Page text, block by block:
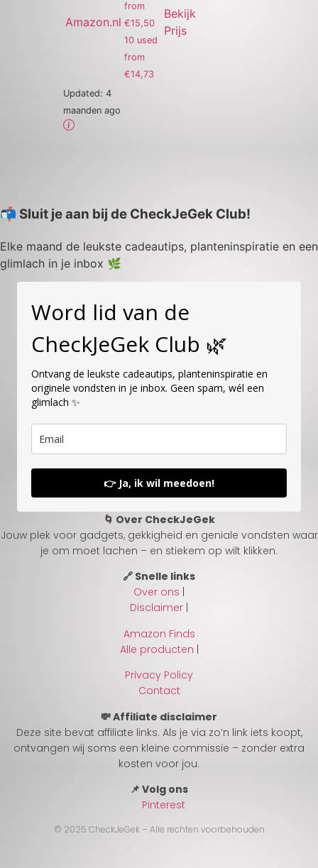
Amazon.nl
from
€15,50
10 used
from
€14,73
Bekijk
Prijs
Updated: 4
maanden ago
📬 Sluit je aan bij de CheckJeGek Club!
Elke maand de leukste cadeautips, planteninspiratie en een
glimlach in je inbox 🌿
Word lid van de
CheckJeGek Club 🌿
Ontvang de leukste cadeautips, planteninspiratie en
originele vondsten in je inbox. Geen spam, wél een
glimlach ✨
👉 Ja, ik wil meedoen!
🌀 Over CheckJeGek
Jouw plek voor gadgets, gekkigheid en geniale vondsten waar
je om moet lachen – en stiekem op wilt klikken.
🔗 Snelle links
Over ons
Disclaimer
Amazon Finds
Alle producten |
Privacy Policy
Contact
💸 Affiliate disclaimer
Deze site bevat affiliate links. Als je via zo’n link iets koopt,
ontvangen wij soms een kleine commissie – zonder extra
kosten voor jou.
📌 Volg ons
Pinterest
© 2025 CheckJeGek – Alle rechten voorbehouden